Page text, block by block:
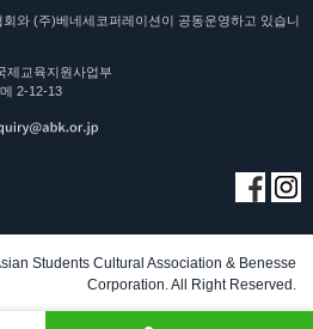
와 (주)베네세코퍼레이션이 공동운영하고 있습니
제교육지원사업부
2-12-13
Students Cultural Association & Benesse
Corporation. All Right Reserved.